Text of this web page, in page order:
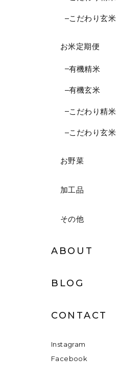
こだわり玄米
お米定期便
有機精米
有機玄米
こだわり精米
こだわり玄米
お野菜
加工品
その他
ABOUT
BLOG
CONTACT
Instagram
Facebook